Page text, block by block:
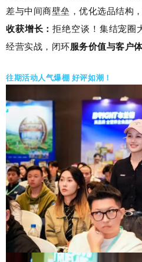
差与中间商壁垒，优化选品结构，
收获增长：拒绝空谈！集结宠圈
经营实战，闭环服务价值与客户体
往期活动人气爆棚 好评如潮！